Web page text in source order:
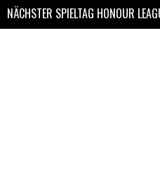
NÄCHSTER SPIELTAG HONOUR